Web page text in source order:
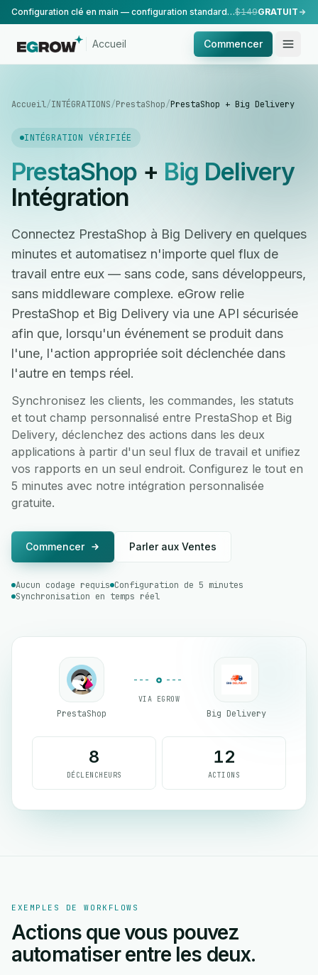
Configuration clé en main — configuration standard, réalisée par notre équipe.$149GRATUIT
Accueil Commencer
Accueil/INTÉGRATIONS/PrestaShop/PrestaShop + Big Delivery
INTÉGRATION VÉRIFIÉE
PrestaShop+ Big Delivery
Intégration
Connectez PrestaShop à Big Delivery en quelques
minutes et automatisez n'importe quel flux de
travail entre eux — sans code, sans développeurs,
sans middleware complexe. eGrow relie
PrestaShop et Big Delivery via une API sécurisée
afin que, lorsqu'un événement se produit dans
l'une, l'action appropriée soit déclenchée dans
l'autre en temps réel.
Synchronisez les clients, les commandes, les statuts
et tout champ personnalisé entre PrestaShop et Big
Delivery, déclenchez des actions dans les deux
applications à partir d'un seul flux de travail et unifiez
vos rapports en un seul endroit. Configurez le tout en
5 minutes avec notre intégration personnalisée
gratuite.
Commencer Parler aux Ventes
Aucun codage requis Configuration de 5 minutes
Synchronisation en temps réel
PrestaShop
VIA EGROW
Big Delivery
8
DÉCLENCHEURS
12
ACTIONS
EXEMPLES DE WORKFLOWS
Actions que vous pouvez
automatiser entre les deux.